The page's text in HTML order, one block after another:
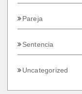
Pareja
Sentencia
Uncategorized